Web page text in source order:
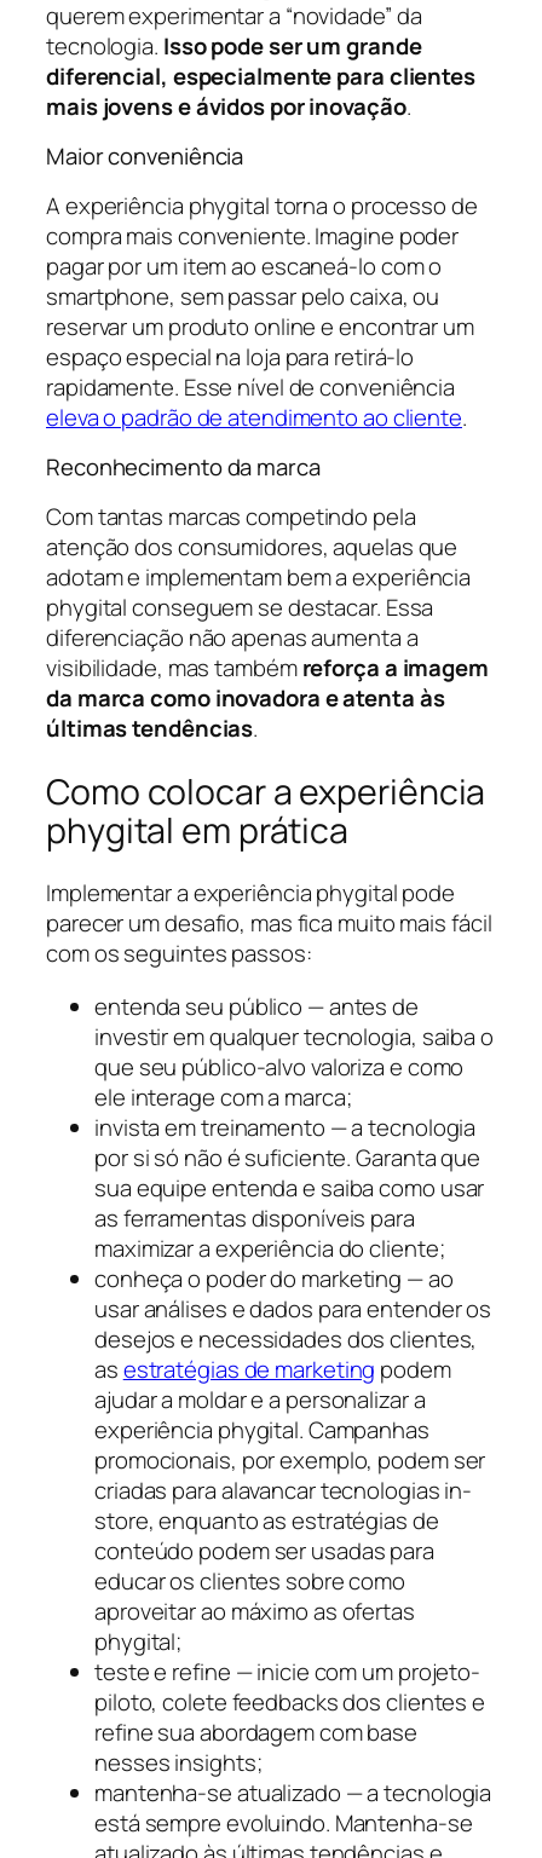
querem experimentar a “novidade” da
tecnologia. Isso pode ser um grande
diferencial, especialmente para clientes
mais jovens e ávidos por inovação.
Maior conveniência
A experiência phygital torna o processo de
compra mais conveniente. Imagine poder
pagar por um item ao escaneá-lo com o
smartphone, sem passar pelo caixa, ou
reservar um produto online e encontrar um
espaço especial na loja para retirá-lo
rapidamente. Esse nível de conveniência
eleva o padrão de atendimento ao cliente.
Reconhecimento da marca
Com tantas marcas competindo pela
atenção dos consumidores, aquelas que
adotam e implementam bem a experiência
phygital conseguem se destacar. Essa
diferenciação não apenas aumenta a
visibilidade, mas tambémreforça a imagem
da marca como inovadora e atenta às
últimas tendências.
Como colocar a experiência
phygital em prática
Implementar a experiência phygital pode
parecer um desafio, mas fica muito mais fácil
com os seguintes passos:
entenda seu público — antes de
investir em qualquer tecnologia, saiba o
que seu público-alvo valoriza e como
ele interage com a marca;
invista em treinamento — a tecnologia
por si só não é suficiente. Garanta que
sua equipe entenda e saiba como usar
as ferramentas disponíveis para
maximizar a experiência do cliente;
conheça o poder do marketing — ao
usar análises e dados para entender os
desejos e necessidades dos clientes,
asestratégias de marketing podem
ajudar a moldar e a personalizar a
experiência phygital. Campanhas
promocionais, por exemplo, podem ser
criadas para alavancar tecnologias in-
store, enquanto as estratégias de
conteúdo podem ser usadas para
educar os clientes sobre como
aproveitar ao máximo as ofertas
phygital;
teste e refine — inicie com um projeto-
piloto, colete feedbacks dos clientes e
refine sua abordagem com base
nesses insights;
mantenha-se atualizado — a tecnologia
está sempre evoluindo. Mantenha-se